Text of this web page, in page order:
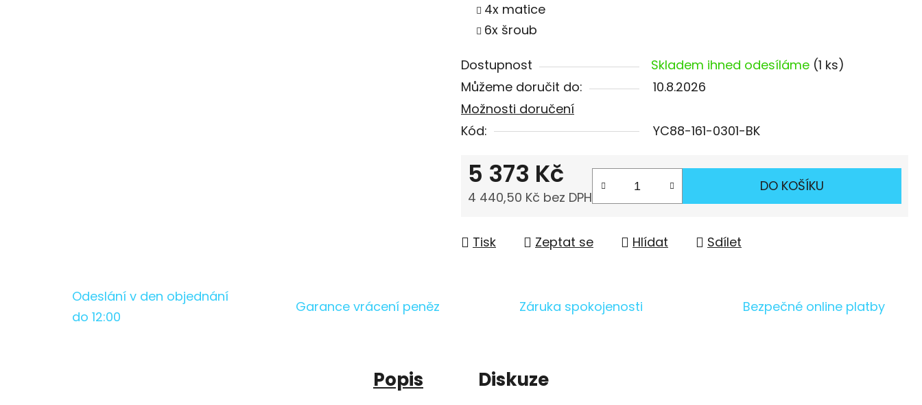
4x matice
6x šroub
Dostupnost Skladem ihned odesíláme (1 ks)
Můžeme doručit do:
10.8.2026
Možnosti doručení
Kód:
YC88-161-0301-BK
5 373 Kč
4 440,50 Kč bez DPH
DO KOŠÍKU
Tisk Zeptat se Hlídat Sdílet
Odeslání v den objednání
do 12:00
Garance vrácení peněz Záruka spokojenosti Bezpečné online platby
Popis Diskuze